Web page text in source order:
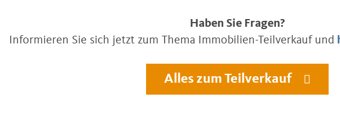
Haben Sie Fragen?
Informieren Sie sich jetzt zum Thema Immobilien-Teilverkauf und
Alles zum Teilverkauf